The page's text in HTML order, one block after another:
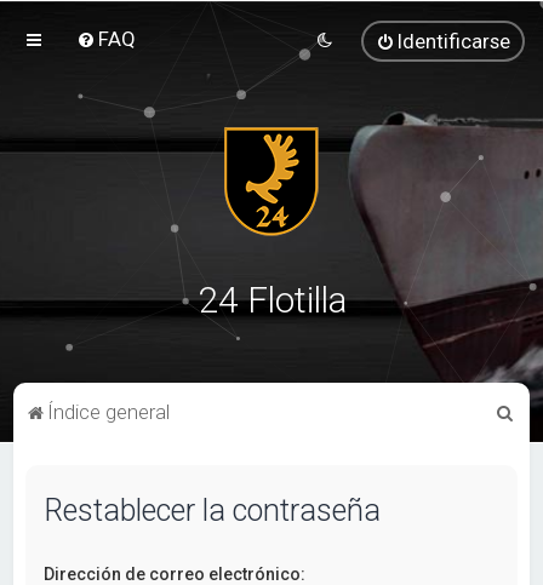
FAQ Identificarse
24 Flotilla
Índice general
Restablecer la contraseña
Dirección de correo electrónico: